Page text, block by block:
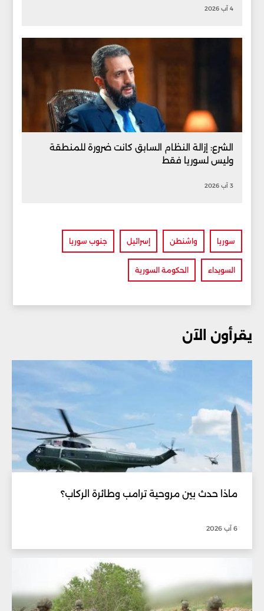
4 آب 2026
الشرع: إزالة النظام السابق كانت ضرورة للمنطقة
وليس لسوريا فقط
3 آب 2026
سوريا واشنطن إسرائيل جنوب سوريا
السويداء الحكومة السورية
يقرأون الآن
ماذا حدث بين مروحية ترامب وطائرة الركاب؟
6 آب 2026